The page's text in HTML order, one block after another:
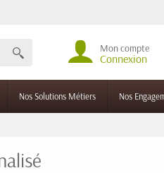
Mon compte
Connexion
Nos Solutions Métiers Nos